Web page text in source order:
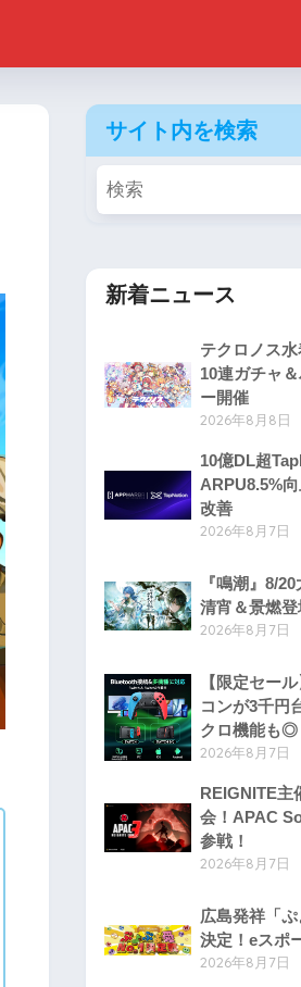
サイト内を検索
新着ニュース
テクロノス
10連ガチャ
ー開催
2026年8月8日
10億DL超
ARPU8.5%
改善
2026年8月7日
『鳴潮』8/
清宵＆景燃
2026年8月7日
【限定セー
コンが3千円
クロ機能も◎
2026年8月7日
REIGNITE
会！APAC
参戦！
2026年8月7日
広島発祥「
決定！eスポ
2026年8月7日